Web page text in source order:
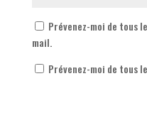
Prévenez-moi de tous
mail.
Prévenez-moi de tous